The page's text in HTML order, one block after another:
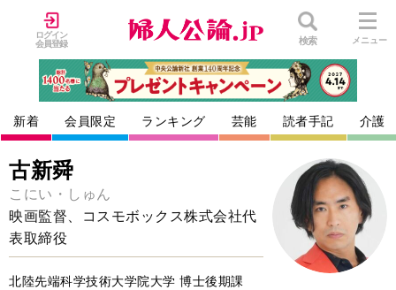
ログイン
会員登録
検索 メニュー
新着 会員限定 ランキング 芸能 読者手記 介護
古新舜
こにい・しゅん
映画監督、コスモボックス株式会社代
表取締役
北陸先端科学技術大学院大学 博士後期課